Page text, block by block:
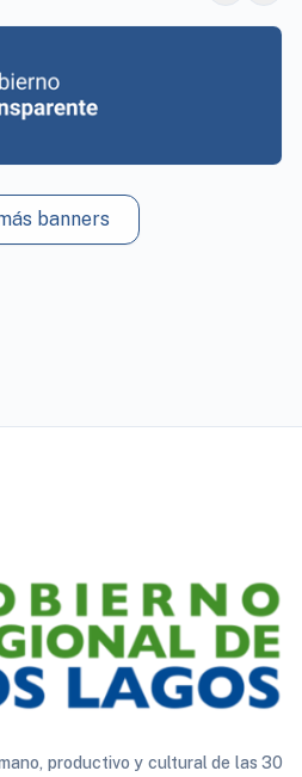
banners
productivo y cultural de las 30